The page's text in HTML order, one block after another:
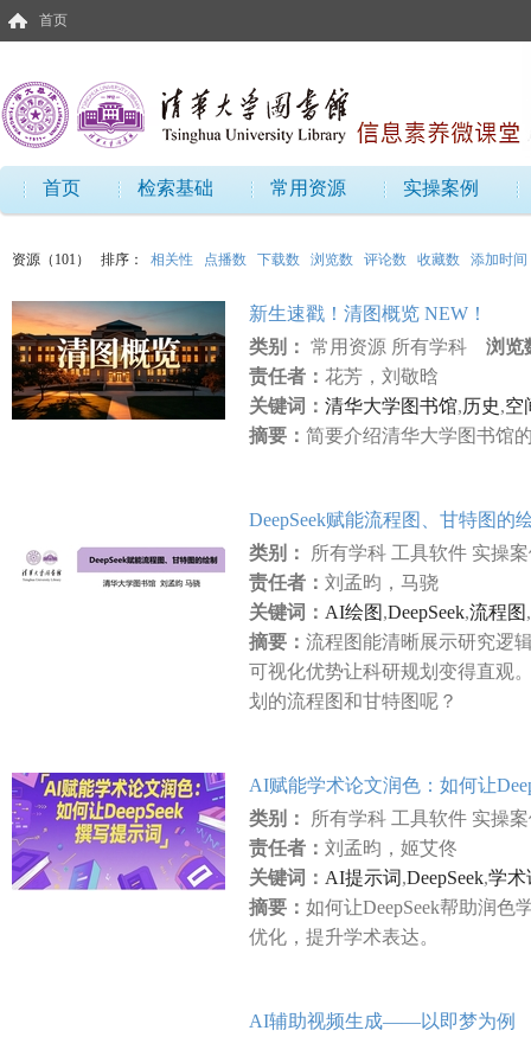
首页
首页 检索基础 常用资源 实操案例
资源（101） 排序： 相关性 点播数 下载数 浏览数 评论数 收藏数 添加时间
新生速戳！清图概览 NEW！
类别： 常用资源 所有学科 浏览
责任者： 花芳，刘敬晗
关键词： 清华大学图书馆,历史,空
摘要： 简要介绍清华大学图书馆
DeepSeek赋能流程图、甘特图的
类别： 所有学科 工具软件 实操
责任者： 刘孟昀，马骁
关键词： AI绘图,DeepSeek,流程图,
摘要： 流程图能清晰展示研究逻
可视化优势让科研规划变得直观
划的流程图和甘特图呢？
AI赋能学术论文润色：如何让
类别： 所有学科 工具软件 实操
责任者： 刘孟昀，姬艾佟
关键词： AI提示词,DeepSeek,学术
摘要： 如何让DeepSeek帮助润
优化，提升学术表达。
AI辅助视频生成——以即梦为例